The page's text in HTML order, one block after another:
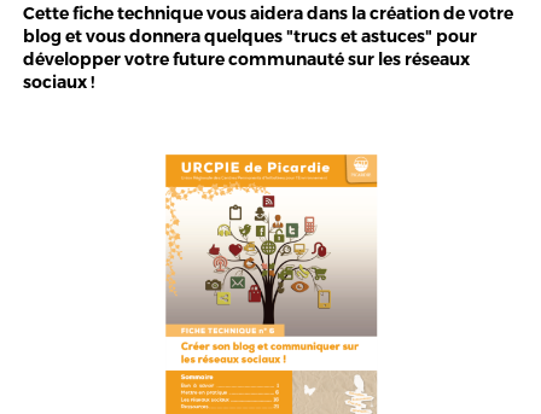
Cette fiche technique vous aidera dans la création de votre
blog et vous donnera quelques "trucs et astuces" pour
développer votre future communauté sur les réseaux
sociaux !